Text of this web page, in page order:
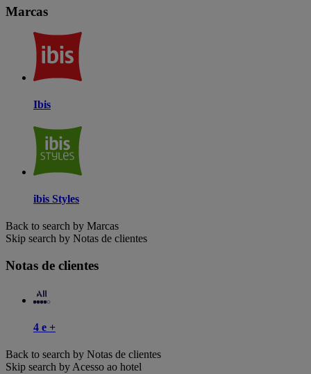
Marcas
Ibis
ibis Styles
Back to search by Marcas
Skip search by Notas de clientes
Notas de clientes
4 e +
Back to search by Notas de clientes
Skip search by Acesso ao hotel